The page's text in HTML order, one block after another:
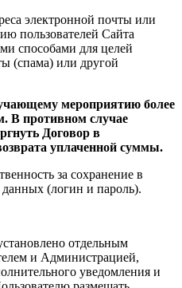
электронной почты или
пользователей Сайта
способами для целей
(спама) или другой
мероприятию более
В противном случае
Договор в
уплаченной суммы.
за сохранение в
(логин и пароль).
отдельным
и Администрацией,
уведомления и